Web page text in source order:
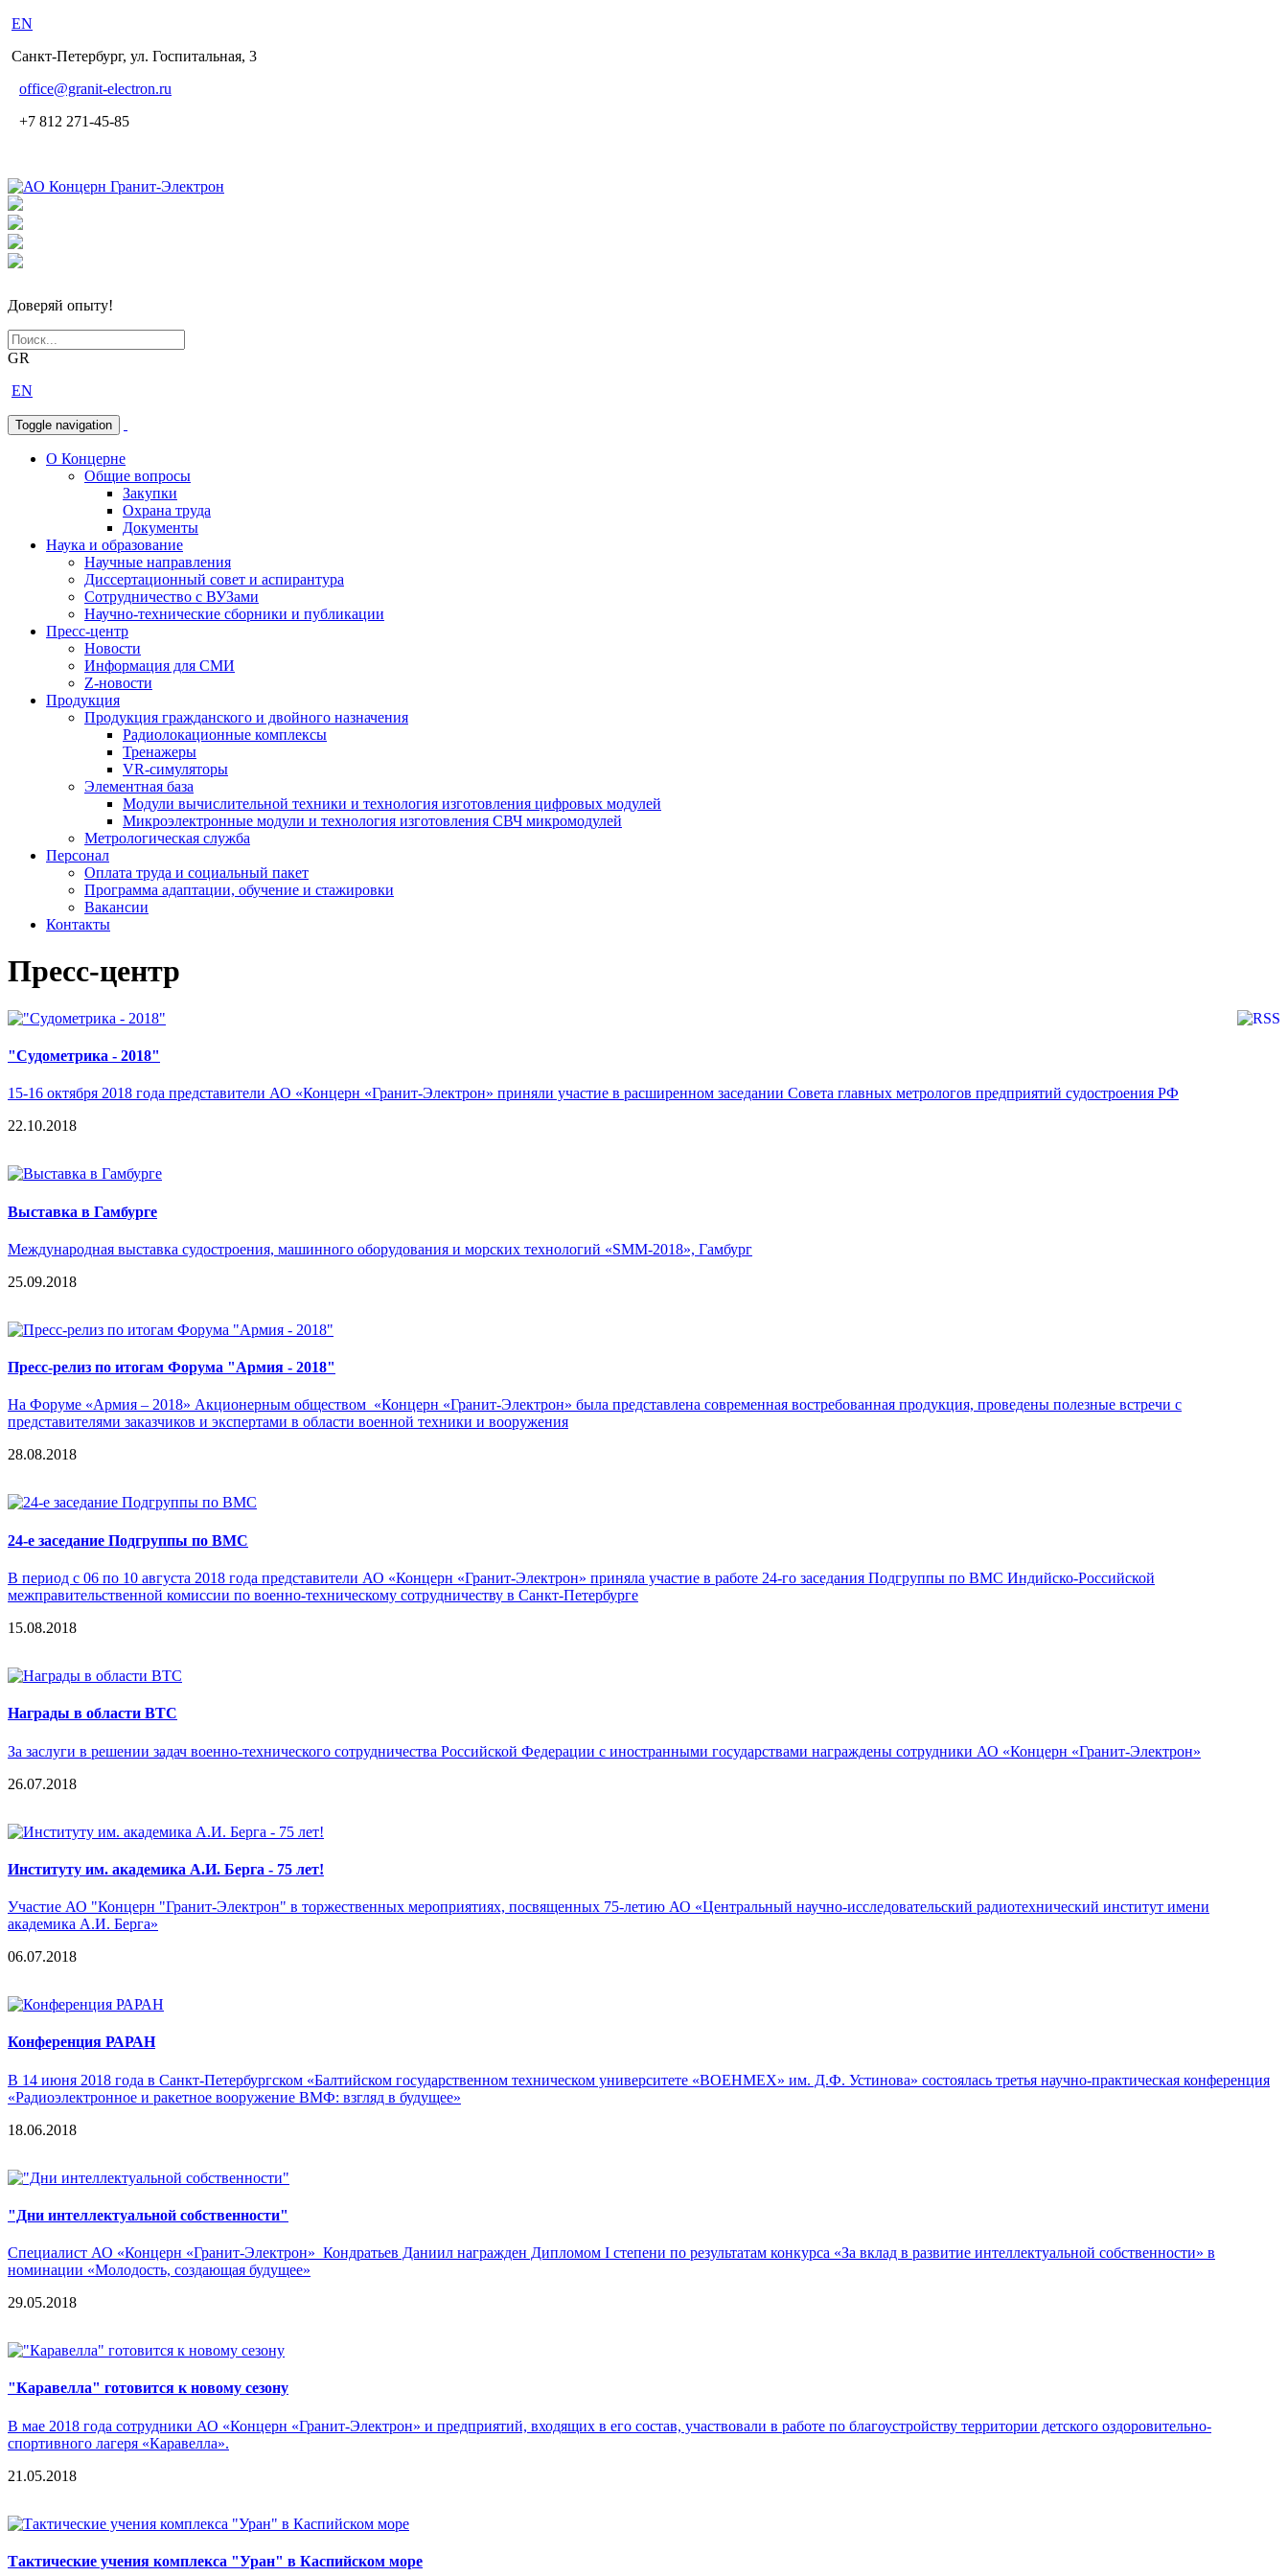
EN
Санкт-Петербург, ул. Госпитальная, 3
office@granit-electron.ru
+7 812 271-45-85
Доверяй опыту!
GR
EN
Toggle navigation
О Концерне
Общие вопросы
Закупки
Охрана труда
Документы
Наука и образование
Научные направления
Диссертационный совет и аспирантура
Сотрудничество с ВУЗами
Научно-технические сборники и публикации
Пресс-центр
Новости
Информация для СМИ
Z-новости
Продукция
Продукция гражданского и двойного назначения
Радиолокационные комплексы
Тренажеры
VR-симуляторы
Элементная база
Модули вычислительной техники и технология изготовления цифровых модулей
Микроэлектронные модули и технология изготовления СВЧ микромодулей
Метрологическая служба
Персонал
Оплата труда и социальный пакет
Программа адаптации, обучение и стажировки
Вакансии
Контакты
Пресс-центр
"Судометрика - 2018"
15-16 октября 2018 года представители АО «Концерн «Гранит-Электрон» приняли участие в расширенном заседании Совета главных метрологов предприятий судостроения РФ
22.10.2018
Выставка в Гамбурге
Международная выставка судостроения, машинного оборудования и морских технологий «SMM-2018», Гамбург
25.09.2018
Пресс-релиз по итогам Форума "Армия - 2018"
На Форуме «Армия – 2018» Акционерным обществом «Концерн «Гранит-Электрон» была представлена современная востребованная продукция, проведены полезные встречи с
представителями заказчиков и экспертами в области военной техники и вооружения
28.08.2018
24-е заседание Подгруппы по ВМС
В период с 06 по 10 августа 2018 года представители АО «Концерн «Гранит-Электрон» приняла участие в работе 24-го заседания Подгруппы по ВМС Индийско-Российской
межправительственной комиссии по военно-техническому сотрудничеству в Санкт-Петербурге
15.08.2018
Награды в области ВТС
За заслуги в решении задач военно-технического сотрудничества Российской Федерации с иностранными государствами награждены сотрудники АО «Концерн «Гранит-Электрон»
26.07.2018
Институту им. академика А.И. Берга - 75 лет!
Участие АО "Концерн "Гранит-Электрон" в торжественных мероприятиях, посвященных 75-летию АО «Центральный научно-исследовательский радиотехнический институт имени
академика А.И. Берга»
06.07.2018
Конференция РАРАН
В 14 июня 2018 года в Санкт-Петербургском «Балтийском государственном техническом университете «ВОЕНМЕХ» им. Д.Ф. Устинова» состоялась третья научно-практическая конференция
«Радиоэлектронное и ракетное вооружение ВМФ: взгляд в будущее»
18.06.2018
"Дни интеллектуальной собственности"
Специалист АО «Концерн «Гранит-Электрон» Кондратьев Даниил награжден Дипломом I степени по результатам конкурса «За вклад в развитие интеллектуальной собственности» в
номинации «Молодость, создающая будущее»
29.05.2018
"Каравелла" готовится к новому сезону
В мае 2018 года сотрудники АО «Концерн «Гранит-Электрон» и предприятий, входящих в его состав, участвовали в работе по благоустройству территории детского оздоровительно-
спортивного лагеря «Каравелла».
21.05.2018
Тактические учения комплекса "Уран" в Каспийском море